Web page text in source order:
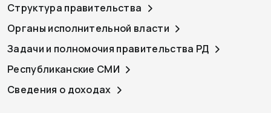
Структура правительства
Органы исполнительной власти
Задачи и полномочия правительства РД
Республиканские СМИ
Сведения о доходах